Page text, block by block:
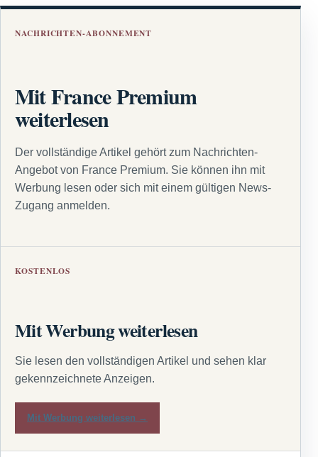
NACHRICHTEN-ABONNEMENT
Mit France Premium
weiterlesen
Der vollständige Artikel gehört zum Nachrichten-
Angebot von France Premium. Sie können ihn mit
Werbung lesen oder sich mit einem gültigen News-
Zugang anmelden.
KOSTENLOS
Mit Werbung weiterlesen
Sie lesen den vollständigen Artikel und sehen klar
gekennzeichnete Anzeigen.
Mit Werbung weiterlesen →